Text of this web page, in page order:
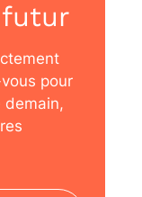
futur
pour
demain,